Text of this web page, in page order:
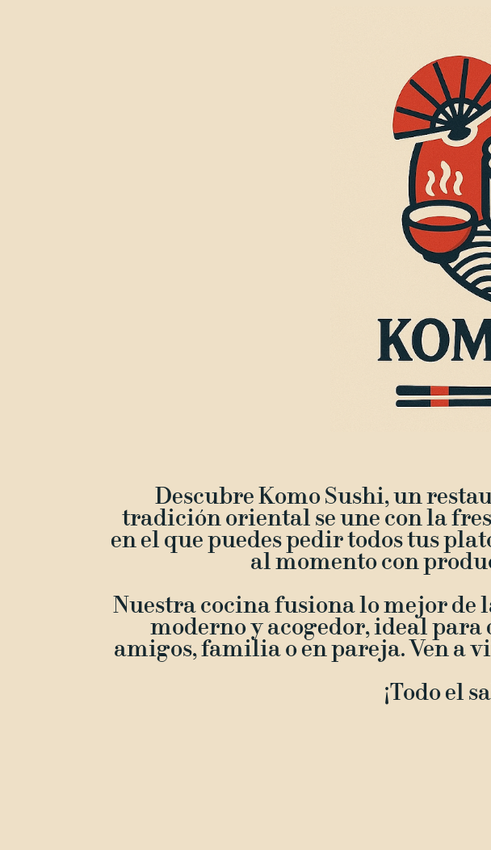
Descubre Komo Sushi, un
tradición oriental se une con la
en el que puedes pedir todos tus
al momento con
Nuestra cocina fusiona lo mejor de
moderno y acogedor, ideal
amigos, familia o en pareja. Ven a
¡Todo el